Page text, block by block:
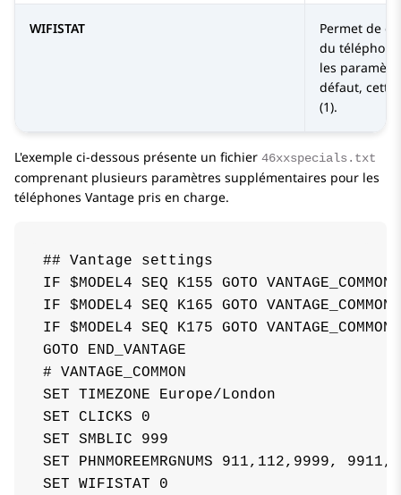
WIFISTAT
Permet de
du
les
défaut, cette
(1).
L'exemple ci-dessous présente un fichier 46xxspecials.txt
comprenant plusieurs paramètres supplémentaires pour les
téléphones Vantage pris en charge.
## Vantage settings
IF $MODEL4 SEQ K155 GOTO VANTAGE_COMMON
IF $MODEL4 SEQ K165 GOTO VANTAGE_COMMON
IF $MODEL4 SEQ K175 GOTO VANTAGE_COMMON
GOTO END_VANTAGE
# VANTAGE_COMMON
SET TIMEZONE Europe/London
SET CLICKS 0
SET SMBLIC 999
SET PHNMOREEMRGNUMS 911,112,9999,
SET WIFISTAT 0